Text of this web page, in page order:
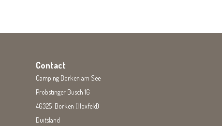
Contact
Camping Borken am See
Pröbstinger Busch 16
46325 Borken (Hoxfeld)
Duitsland